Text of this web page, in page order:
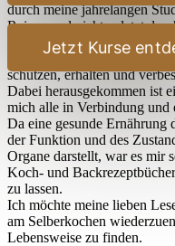
Jetzt Kurse
durch meine jahrelangen
Reisen und nicht zuletzt
Kochen und Ausprobieren
dürfen, wie der Mensch
schützen, erhalten und
Dabei herausgekommen ist
mich alle in Verbindung und
Da eine gesunde Ernährung
der Funktion und des
Organe darstellt, war es mir
Koch- und
zu lassen.
Ich möchte meine lieben
am Selberkochen
Lebensweise zu finden.